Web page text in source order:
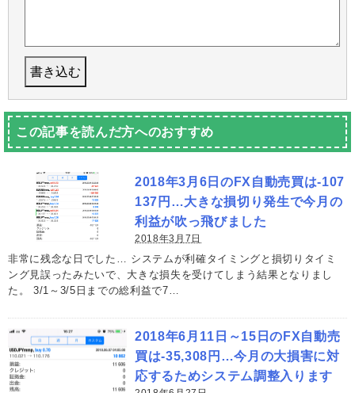
この記事を読んだ方へのおすすめ
2018年3月6日のFX自動売買は-107
137円…大きな損切り発生で今月の
利益が吹っ飛びました
2018年3月7日
非常に残念な日でした… システムが利確タイミングと損切りタイミ
ング見誤ったみたいで、大きな損失を受けてしまう結果となりまし
た。 3/1～3/5日までの総利益で7…
2018年6月11日～15日のFX自動売
買は-35,308円…今月の大損害に対
応するためシステム調整入ります